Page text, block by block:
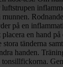
på en
placera en hand
stora tänderna
handen.